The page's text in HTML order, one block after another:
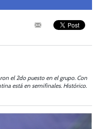
el 2do puesto en el grupo. Con
está en semifinales. Histórico.